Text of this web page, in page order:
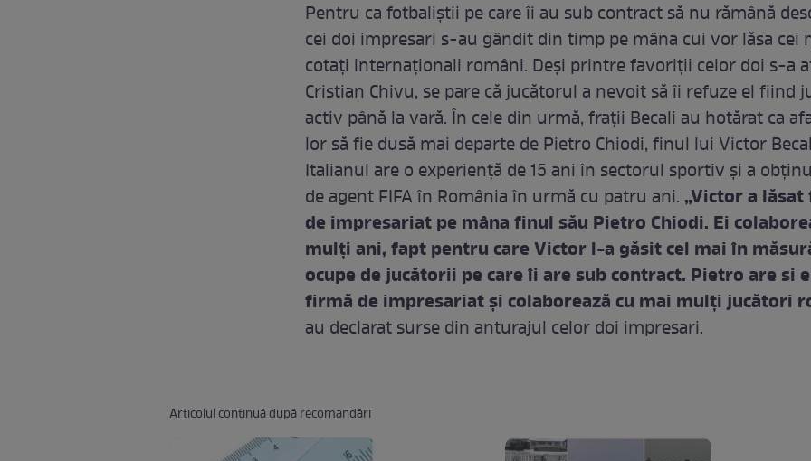
Pentru ca fotbaliştii pe care îi au sub contract să nu rămână
cei doi impresari s-au gândit din timp pe mâna cui vor lăsa cei
cotaţi internaţionali români. Deşi printre favoriţii celor doi s-a
Cristian Chivu, se pare că jucătorul a nevoit să îi refuze el fiind
activ până la vară. În cele din urmă, fraţii Becali au hotărat ca
lor să fie dusă mai departe de Pietro Chiodi, finul lui Victor
Italianul are o experienţă de 15 ani în sectorul sportiv şi a
de agent FIFA în România în urmă cu patru ani. „Victor a
de impresariat pe mâna finul său Pietro Chiodi. Ei
mulţi ani, fapt pentru care Victor l-a găsit cel mai în
ocupe de jucătorii pe care îi are sub contract. Pietro are si
firmă de impresariat şi colaborează cu mai mulţi jucători
au declarat surse din anturajul celor doi impresari.
Articolul continuă după recomandări